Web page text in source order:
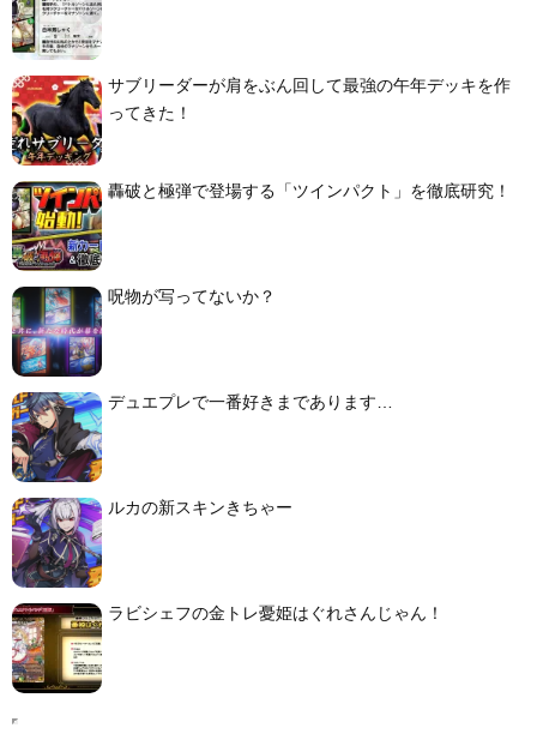
サブリーダーが肩をぶん回して最強の午年デッキを作
ってきた！
轟破と極弾で登場する「ツインパクト」を徹底研究！
呪物が写ってないか？
デュエプレで一番好きまであります…
ルカの新スキンきちゃー
ラビシェフの金トレ憂姫はぐれさんじゃん！